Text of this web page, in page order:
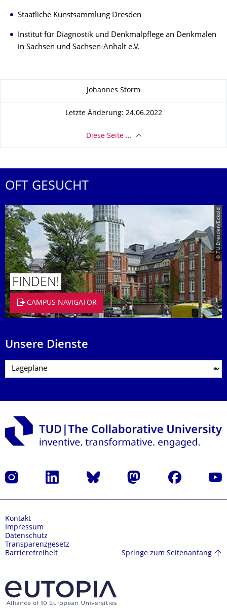
Staatliche Kunstsammlung Dresden
Institut für Diagnostik und Denkmalpflege an Denkmalen
in Sachsen und Sachsen-Anhalt e.V.
Johannes Storm
Letzte Änderung: 24.06.2022
Diese Seite …
OFT GESUCHT
© TU Dresden/Eckold
FINDEN!
CAMPUS NAVIGATOR
Unsere Dienste
Instagram LinkedIn Bluesky Mastodon Facebook
Kontakt
Impressum
Datenschutz
Transparenzgesetz
Barrierefreiheit
Springe zum Seitenanfang